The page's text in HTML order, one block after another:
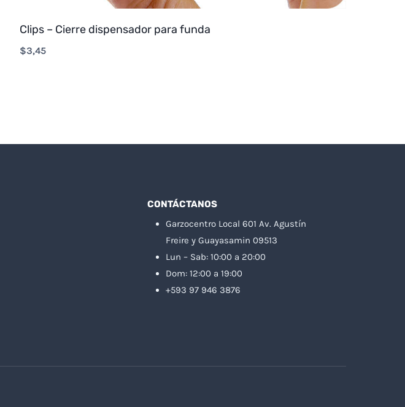
Clips – Cierre dispensador para funda
$3,45
CONTÁCTANOS
Garzocentro Local 601 Av. Agustín
Freire y Guayasamin 09513
Lun – Sab: 10:00 a 20:00
Dom: 12:00 a 19:00
+593 97 946 3876